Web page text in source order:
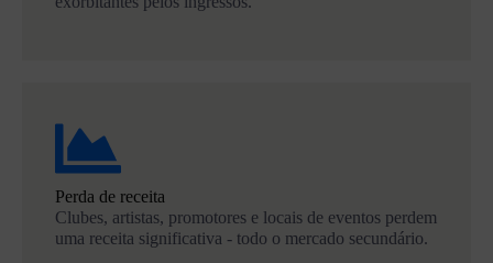
Perda de receita
Clubes, artistas, promotores e locais de eventos perdem
uma receita significativa - todo o mercado secundário.